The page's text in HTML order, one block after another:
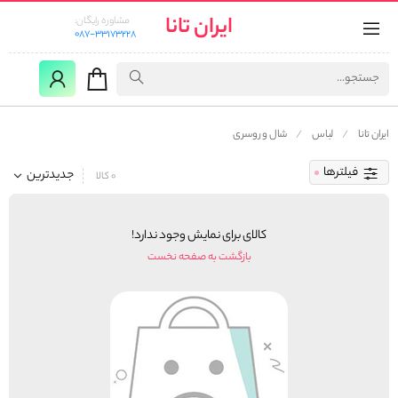
ایران تانا
مشاوره رایگان:
087-33173228
ایران تانا لباس شال و روسری
فیلترها جدیدترین 0 کالا
کالای برای نمایش وجود ندارد!
بازگشت به صفحه نخست